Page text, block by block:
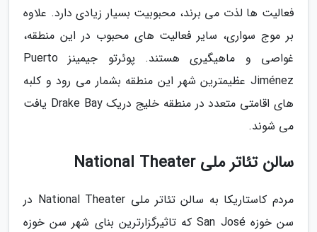
فعالیت ها لذت می برند، محبوبیت بسیار زیادی دارد. علاوه
بر موج سواری، سایر فعالیت های محبوب در این منطقه،
غواصی و ماهیگیری هستند. پوئرتو جیمینز Puerto
Jiménez عظیمترین شهر این منطقه بشمار می رود و کلبه
های اقامتی متعدد در منطقه خلیج دریک Drake Bay یافت
می شوند.
سالن تئاتر ملی National Theater
مردم کاستاریکا به سالن تئاتر ملی National Theater در
سن خوزه San José که تاثیرگزارترین بنای شهر سن خوزه